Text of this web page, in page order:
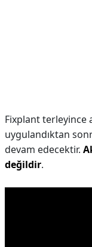
Fixplant terleyince
uygulandıktan
devam edecektir.
değildir.